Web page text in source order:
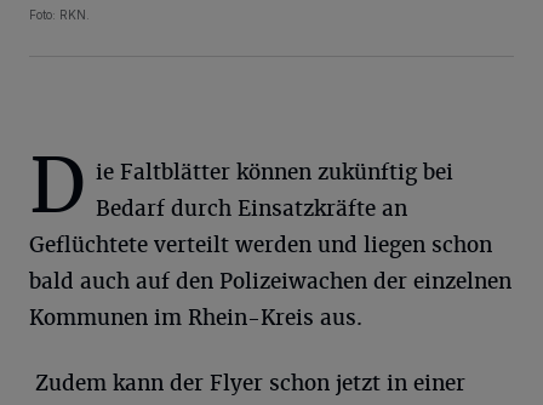
Foto: RKN.
D ie Faltblätter können zukünftig bei
Bedarf durch Einsatzkräfte an
Geflüchtete verteilt werden und liegen schon
bald auch auf den Polizeiwachen der einzelnen
Kommunen im Rhein-Kreis aus.
Zudem kann der Flyer schon jetzt in einer